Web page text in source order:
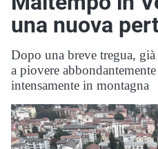
una nuova
Dopo una breve tregua, già
a piovere
intensamente in montagna